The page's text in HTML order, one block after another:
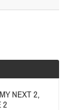
NEXT 2,
2